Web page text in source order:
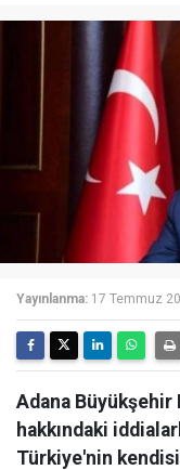
Yayınlanma: 17 Temmuz
Adana Büyükşehir
hakkındaki
Türkiye'nin